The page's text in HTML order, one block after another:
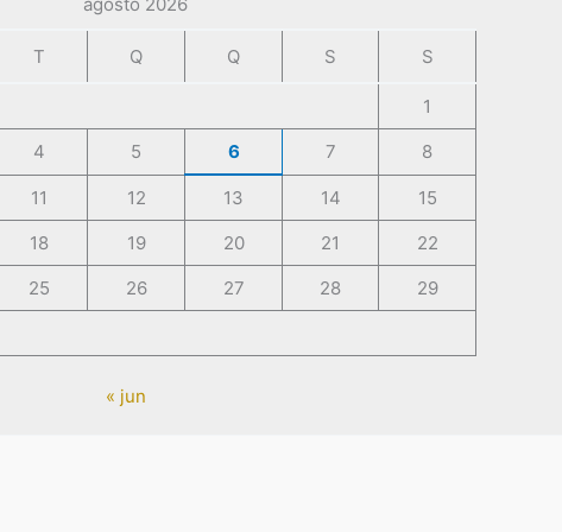
T Q Q S S
1
4 5 6 7 8
11 12 13 14
15
18 19 20 21
22
25 26 27 28
29
« jun